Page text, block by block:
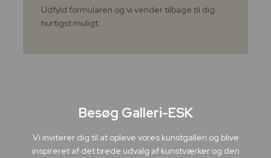
Udfyld formularen og vi vender tilbage til dig
hurtigst muligt.
Besøg Galleri-ESK
Vi inviterer dig til at opleve vores kunstgalleri og blive
inspireret af det brede udvalg af kunstværker og den